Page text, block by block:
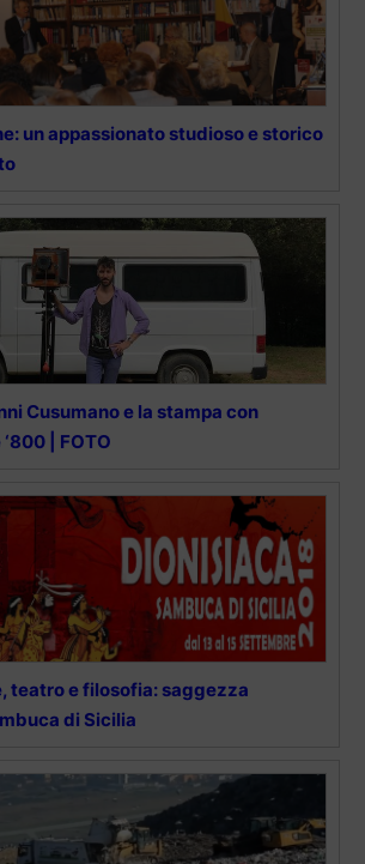
un appassionato studioso e storico
Cusumano e la stampa con
| FOTO
teatro e filosofia: saggezza
di Sicilia